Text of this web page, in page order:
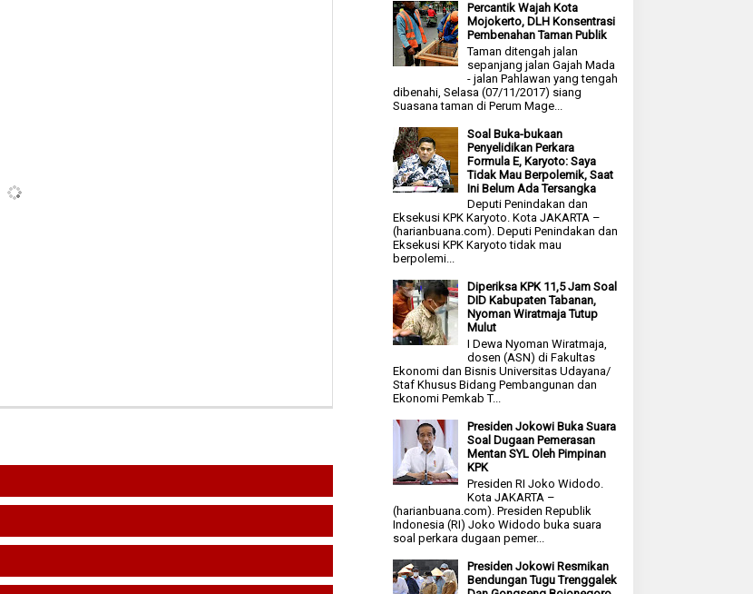
Percantik Wajah Kota
Mojokerto, DLH Konsentrasi
Pembenahan Taman Publik
Taman ditengah jalan
sepanjang jalan Gajah Mada
- jalan Pahlawan yang tengah
dibenahi, Selasa (07/11/2017) siang
Suasana taman di Perum Mage...
Soal Buka-bukaan
Penyelidikan Perkara
Formula E, Karyoto: Saya
Tidak Mau Berpolemik, Saat
Ini Belum Ada Tersangka
Deputi Penindakan dan
Eksekusi KPK Karyoto. Kota JAKARTA –
(harianbuana.com). Deputi Penindakan dan
Eksekusi KPK Karyoto tidak mau
berpolemi...
Diperiksa KPK 11,5 Jam Soal
DID Kabupaten Tabanan,
Nyoman Wiratmaja Tutup
Mulut
I Dewa Nyoman Wiratmaja,
dosen (ASN) di Fakultas
Ekonomi dan Bisnis Universitas Udayana/
Staf Khusus Bidang Pembangunan dan
Ekonomi Pemkab T...
Presiden Jokowi Buka Suara
Soal Dugaan Pemerasan
Mentan SYL Oleh Pimpinan
KPK
Presiden RI Joko Widodo.
Kota JAKARTA –
(harianbuana.com). Presiden Republik
Indonesia (RI) Joko Widodo buka suara
soal perkara dugaan pemer...
Presiden Jokowi Resmikan
Bendungan Tugu Trenggalek